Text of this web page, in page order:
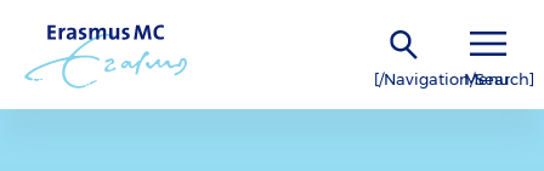
[/Navigation/Search]
Menu